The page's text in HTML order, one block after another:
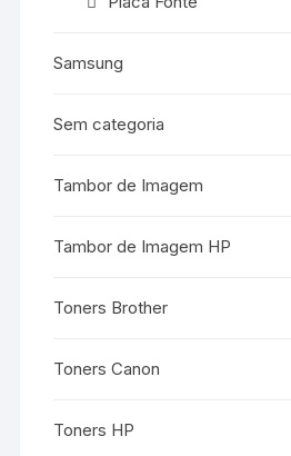
Samsung
Sem categoria
Tambor de Imagem
Tambor de Imagem HP
Toners Brother
Toners Canon
Toners HP